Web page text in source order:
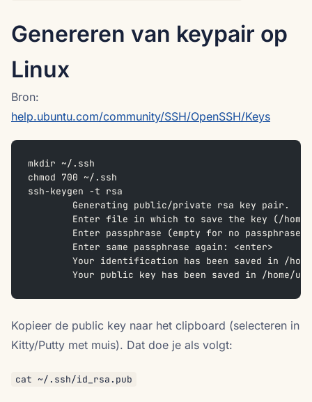
Genereren van keypair op
Linux
Bron:
help.ubuntu.com/community/SSH/OpenSSH/Keys
mkdir ~/.ssh
chmod 700 ~/.ssh
ssh-keygen -t rsa
	Generating public/private rsa key pair.
Enter file in which to save the key (/
Enter passphrase (empty for no
	Enter same passphrase again: <enter>
Your identification has been saved in /
Your public key has been saved in /home/
Kopieer de public key naar het clipboard (selecteren in
Kitty/Putty met muis). Dat doe je als volgt:
cat ~/.ssh/id_rsa.pub